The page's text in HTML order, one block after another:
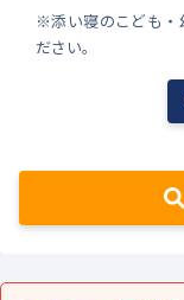
※添い寝のこども・
ださい。